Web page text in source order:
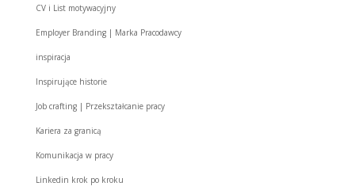
CV i List motywacyjny
Employer Branding | Marka Pracodawcy
inspiracja
Inspirujące historie
Job crafting | Przekształcanie pracy
Kariera za granicą
Komunikacja w pracy
Linkedin krok po kroku